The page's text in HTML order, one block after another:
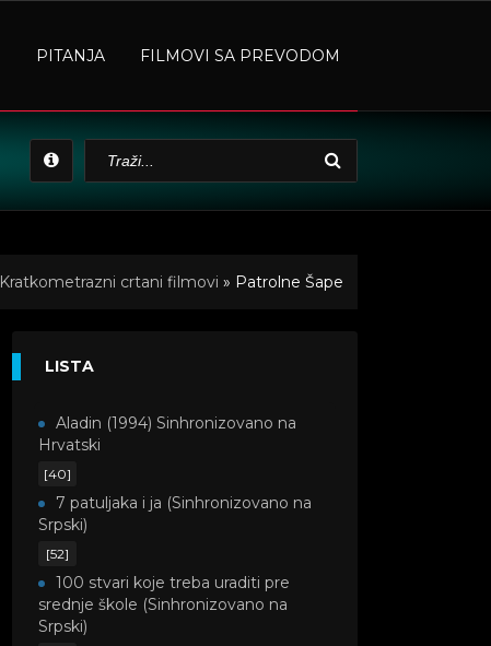
PITANJA FILMOVI SA PREVODOM
Kratkometrazni crtani filmovi » Patrolne Šape
LISTA
Aladin (1994) Sinhronizovano na
Hrvatski
[40]
7 patuljaka i ja (Sinhronizovano na
Srpski)
[52]
100 stvari koje treba uraditi pre
srednje škole (Sinhronizovano na
Srpski)